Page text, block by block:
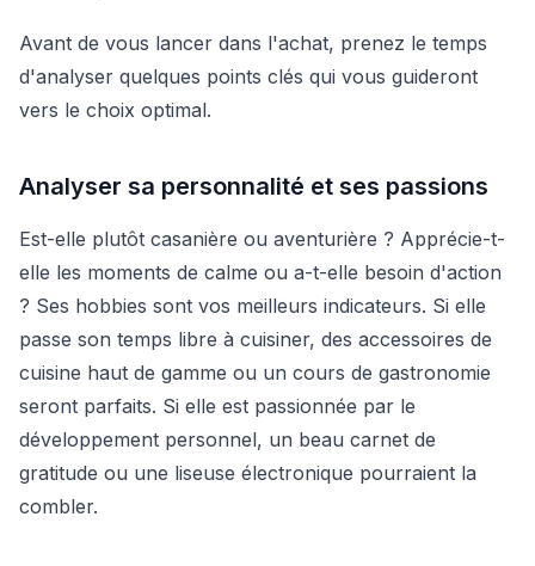
Avant de vous lancer dans l'achat, prenez le temps
d'analyser quelques points clés qui vous guideront
vers le choix optimal.
Analyser sa personnalité et ses passions
Est-elle plutôt casanière ou aventurière ? Apprécie-t-
elle les moments de calme ou a-t-elle besoin d'action
? Ses hobbies sont vos meilleurs indicateurs. Si elle
passe son temps libre à cuisiner, des accessoires de
cuisine haut de gamme ou un cours de gastronomie
seront parfaits. Si elle est passionnée par le
développement personnel, un beau carnet de
gratitude ou une liseuse électronique pourraient la
combler.